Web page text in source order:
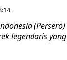
legendaris